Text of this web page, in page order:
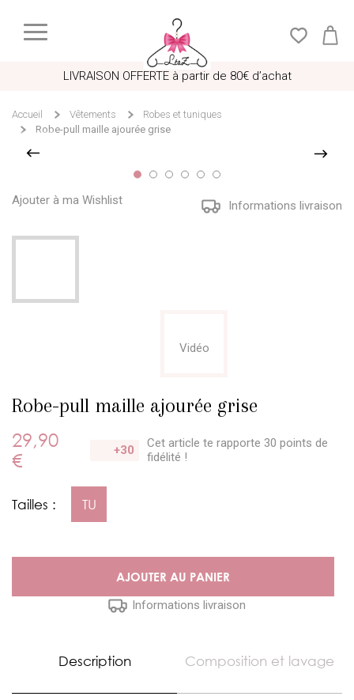
LIVRAISON OFFERTE à partir de 80€ d’achat
Accueil Vêtements
Robes et tuniques
Robe-pull maille ajourée grise
Ajouter à ma Wishlist Informations livraison
Vidéo
Robe-pull maille ajourée grise
29,90
€
+30 Cet article te rapporte 30 points de
fidélité !
Tailles : TU
AJOUTER AU PANIER
Informations livraison
Description Composition et lavage